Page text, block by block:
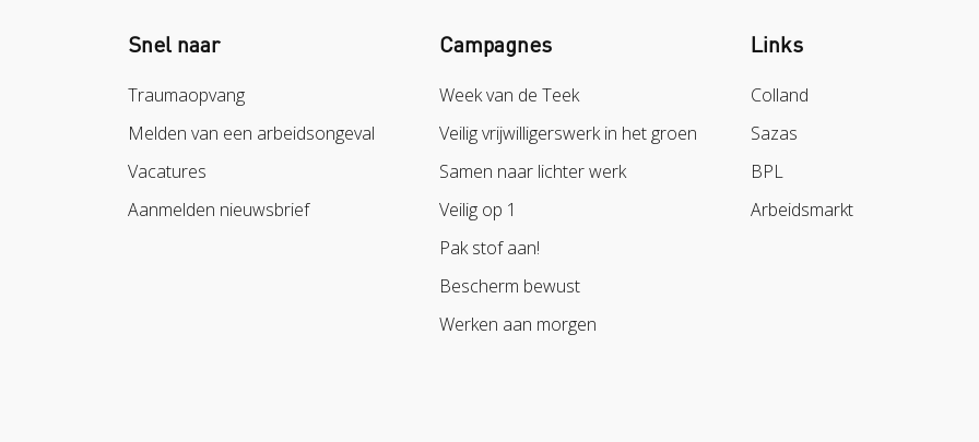
Snel naar
Traumaopvang
Melden van een arbeidsongeval
Vacatures
Aanmelden nieuwsbrief
Campagnes
Week van de Teek
Veilig vrijwilligerswerk in het groen
Samen naar lichter werk
Veilig op 1
Pak stof aan!
Bescherm bewust
Werken aan morgen
Links
Colland
Sazas
BPL
Arbeidsmarkt